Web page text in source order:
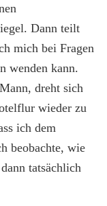
Dann teilt
mich bei Fragen
wenden kann.
dreht sich
wieder zu
ich dem
beobachte, wie
tatsächlich